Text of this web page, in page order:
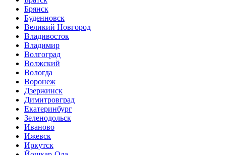
Брянск
Буденновск
Великий Новгород
Владивосток
Владимир
Волгоград
Волжский
Вологда
Воронеж
Дзержинск
Димитровград
Екатеринбург
Зеленодольск
Иваново
Ижевск
Иркутск